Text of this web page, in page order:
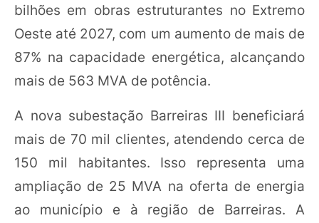
bilhões em obras estruturantes no Extremo
Oeste até 2027, com um aumento de mais de
87% na capacidade energética, alcançando
mais de 563 MVA de potência.
A nova subestação Barreiras III beneficiará
mais de 70 mil clientes, atendendo cerca de
150 mil habitantes. Isso representa uma
ampliação de 25 MVA na oferta de energia
ao município e à região de Barreiras. A